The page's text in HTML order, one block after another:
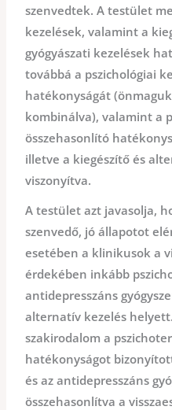
szenvedtek. A testület
kezelések, valamint a
gyógyászati kezelések
továbbá a pszichológiai
hatékonyságát
kombinálva), valamint a
összehasonlító
illetve a kiegészítő és
viszonyítva.
A testület azt javasolja,
szenvedő, jó állapotot
esetében a klinikusok a
érdekében inkább
antidepresszáns
alternatív kezelés
szakirodalom a
hatékonyságot
és az antidepresszáns
összehasonlítva a